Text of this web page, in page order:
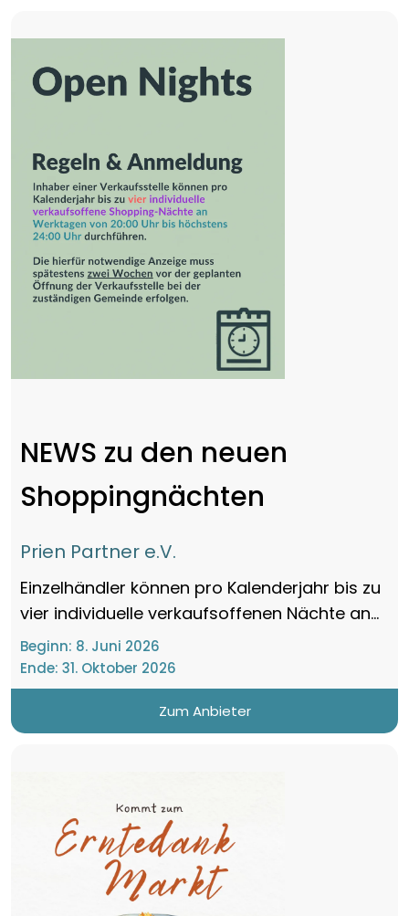
NEWS zu den neuen
Shoppingnächten
Prien Partner e.V.
Einzelhändler können pro Kalenderjahr bis zu
vier individuelle verkaufsoffenen Nächte an...
Beginn: 8. Juni 2026
Ende: 31. Oktober 2026
Zum Anbieter